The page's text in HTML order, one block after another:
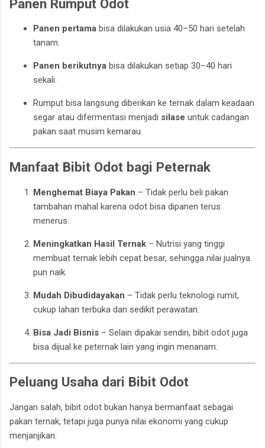
Panen Rumput Odot
Panen pertama bisa dilakukan usia 40–50 hari setelah
tanam.
Panen berikutnya bisa dilakukan setiap 30–40 hari
sekali.
Rumput bisa langsung diberikan ke ternak dalam keadaan
segar atau difermentasi menjadi silase untuk cadangan
pakan saat musim kemarau.
Manfaat Bibit Odot bagi Peternak
Menghemat Biaya Pakan – Tidak perlu beli pakan
tambahan mahal karena odot bisa dipanen terus
menerus.
Meningkatkan Hasil Ternak – Nutrisi yang tinggi
membuat ternak lebih cepat besar, sehingga nilai jualnya
pun naik.
Mudah Dibudidayakan – Tidak perlu teknologi rumit,
cukup lahan terbuka dan sedikit perawatan.
Bisa Jadi Bisnis – Selain dipakai sendiri, bibit odot juga
bisa dijual ke peternak lain yang ingin menanam.
Peluang Usaha dari Bibit Odot
Jangan salah, bibit odot bukan hanya bermanfaat sebagai
pakan ternak, tetapi juga punya nilai ekonomi yang cukup
menjanjikan: